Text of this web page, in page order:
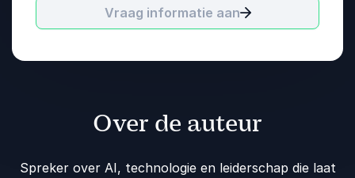
Vraag informatie aan
Over de auteur
Spreker over AI, technologie en leiderschap die laat